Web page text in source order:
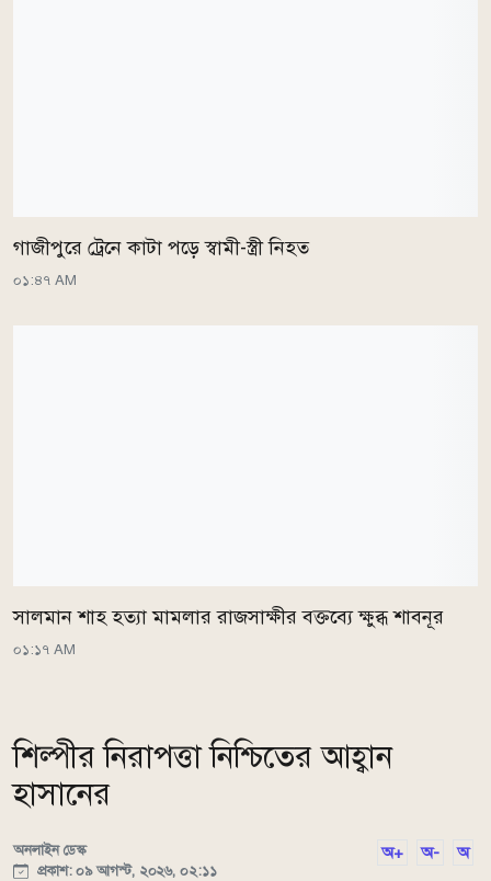
গাজীপুরে ট্রেনে কাটা পড়ে স্বামী-স্ত্রী নিহত
০১:৪৭ AM
সালমান শাহ হত্যা মামলার রাজসাক্ষীর বক্তব্যে ক্ষুব্ধ শাবনূর
০১:১৭ AM
শিল্পীর নিরাপত্তা নিশ্চিতের আহ্বান
হাসানের
অনলাইন ডেস্ক
প্রকাশ: ০৯ আগস্ট, ২০২৬, ০২:১১
অ+ অ- অ